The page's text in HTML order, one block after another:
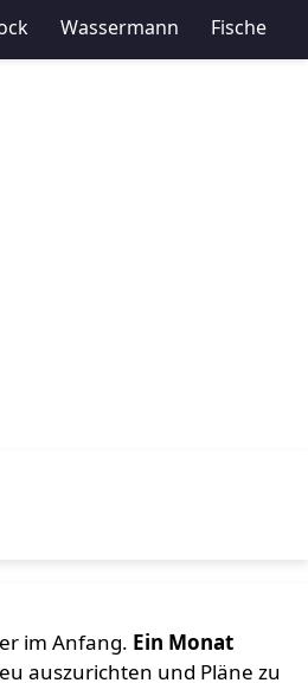
Wassermann Fische
im Anfang. Ein Monat
auszurichten und Pläne zu